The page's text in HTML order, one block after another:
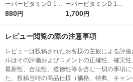
ーパービタミンD 100
0IU（90日分） 1個
880円
ーパービタミンD 100
0IU（90日分） 1セッ
大塚製薬 サプリメン
ト
1,700円
レビュー閲覧の際の注意事項
レビューは投稿されたお客様の主観による評
ルはその評価およびコメントの正確性、確実性
最新性、合法性、道徳性等を含む一切の事項
た、投稿当時の商品仕様（価格、特典、キャ